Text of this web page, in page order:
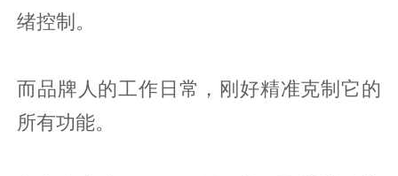
绪控制。
而品牌人的工作日常，刚好精准克制它的
所有功能。